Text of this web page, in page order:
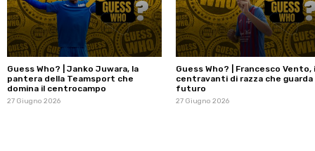
Guess Who? | Janko Juwara, la
pantera della Teamsport che
domina il centrocampo
27 Giugno 2026
Guess Who? | Francesco Vento,
centravanti di razza che guarda
futuro
27 Giugno 2026